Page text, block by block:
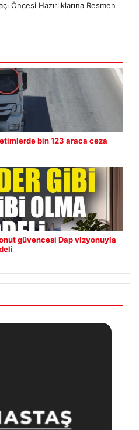
Öncesi Hazırlıklarına Resmen
bin 123 araca ceza
güvencesi Dap vizyonuyla